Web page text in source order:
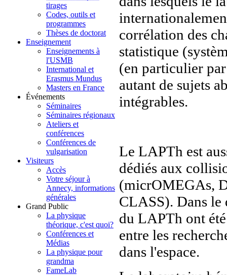
tirages
Codes, outils et
programmes
Thèses de doctorat
Enseignement
Enseignements à
l'USMB
International et
Erasmus Mundus
Masters en France
Événements
Séminaires
Séminaires régionaux
Ateliers et
conférences
Conférences de
vulgarisation
Visiteurs
Accès
Votre séjour à
Annecy, informations
générales
Grand Public
La physique
théorique, c'est quoi?
Conférences et
Médias
La physique pour
grandma
FameLab
corrélation des
statistique
(en particulier
autant de sujets
intégrables.
Le LAPTh est
dédiés aux
(micrOMEGAs,
CLASS). Dans le
du LAPTh ont
entre les
dans l'espace.